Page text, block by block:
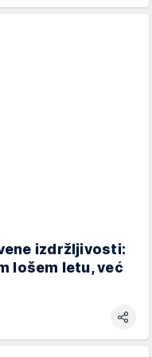
izdržljivosti:
lošem letu, već